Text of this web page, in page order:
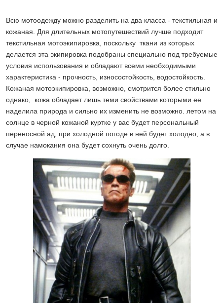
Всю мотоодежду можно разделить на два класса - текстильная и
кожаная. Для длительных мотопутешествий лучше подходит
текстильная мотоэкипировка, поскольку ткани из которых
делается эта экипировка подобраны специально под требуемые
условия использования и обладают всеми необходимыми
характеристика - прочность, износостойкость, водостойкость.
Кожаная мотоэкипировка, возможно, смотрится более стильно
однако, кожа обладает лишь теми свойствами которыми ее
наделила природа и сильно их изменить не возможно. летом на
солнце в черной кожаной куртке у вас будет персональный
переносной ад, при холодной погоде в ней будет холодно, а в
случае намокания она будет сохнуть очень долго.